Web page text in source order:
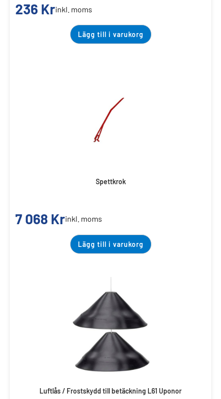
236 Krinkl. moms
Lägg till i varukorg
Spettkrok
7 068 Krinkl. moms
Lägg till i varukorg
Luftlås / Frostskydd till betäckning L61 Uponor